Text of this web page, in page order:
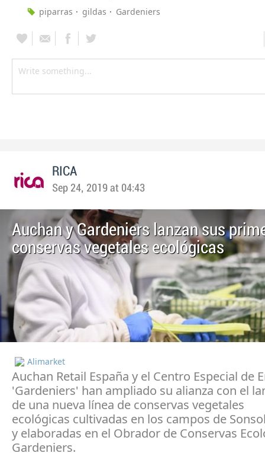
piparras
gildas Gardeniers
RICA
Sep 24, 2019 at 04:43
Auchan y Gardeniers lanzan sus
conservas vegetales ecológicas
Alimarket
Auchan Retail España y el Centro Especial de
'Gardeniers' han ampliado su alianza con el
de una nueva línea de conservas vegetales
ecológicas cultivadas en los campos de
y elaboradas en el Obrador de Conservas
Gardeniers.